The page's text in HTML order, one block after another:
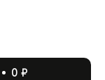
0 ₽